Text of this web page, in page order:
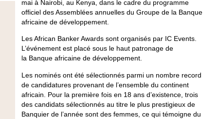
mai à Nairobi, au Kenya, dans le cadre du programme
officiel des Assemblées annuelles du Groupe de la Banque
africaine de développement.
Les African Banker Awards sont organisés par IC Events.
L’événement est placé sous le haut patronage de
la Banque africaine de développement.
Les nominés ont été sélectionnés parmi un nombre record
de candidatures provenant de l’ensemble du continent
africain. Pour la première fois en 18 ans d’existence, trois
des candidats sélectionnés au titre le plus prestigieux de
Banquier de l’année sont des femmes, ce qui témoigne du